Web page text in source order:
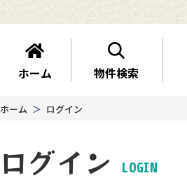
ホーム 物件検索
ホーム ログイン
ログイン LOGIN